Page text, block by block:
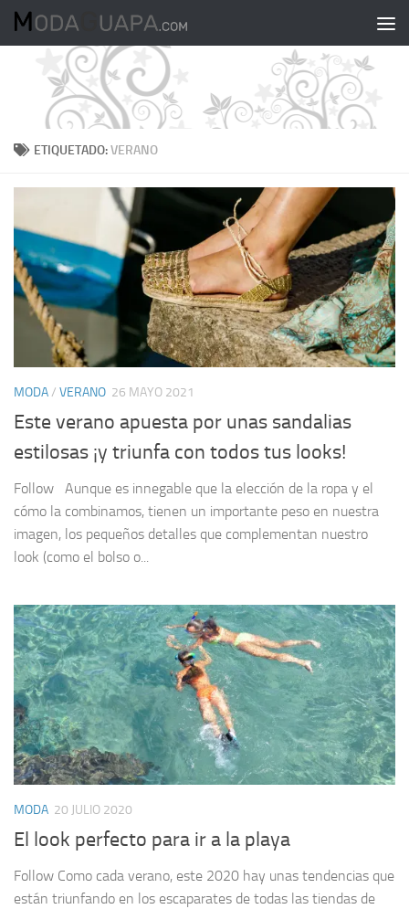
Saltar al contenido
ETIQUETADO:VERANO
MODA/ VERANO 26 MAYO 2021
Este verano apuesta por unas sandalias
estilosas ¡y triunfa con todos tus looks!
Follow Aunque es innegable que la elección de la ropa y el
cómo la combinamos, tienen un importante peso en nuestra
imagen, los pequeños detalles que complementan nuestro
look (como el bolso o...
MODA 20 JULIO 2020
El look perfecto para ir a la playa
Follow Como cada verano, este 2020 hay unas tendencias que
están triunfando en los escaparates de todas las tiendas de